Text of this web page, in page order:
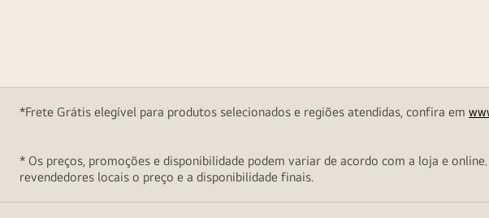
*Frete Grátis elegível para produtos selecionados e regiões atendidas, confira em
* Os preços, promoções e disponibilidade podem variar de acordo com a loja e
revendedores locais o preço e a disponibilidade finais.